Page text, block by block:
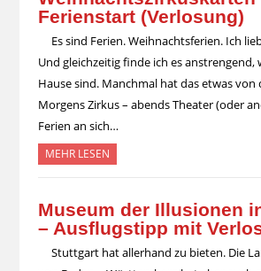
Ferienstart (Verlosung)
Es sind Ferien. Weihnachtsferien. Ich
Und gleichzeitig finde ich es anstrengend,
Hause sind. Manchmal hat das etwas von
Morgens Zirkus – abends Theater (oder
Ferien an sich…
MEHR LESEN
Museum der Illusionen
– Ausflugstipp mit
Stuttgart hat allerhand zu bieten. Die